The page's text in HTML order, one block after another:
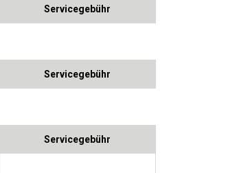
Servicegebühr
Servicegebühr
Servicegebühr